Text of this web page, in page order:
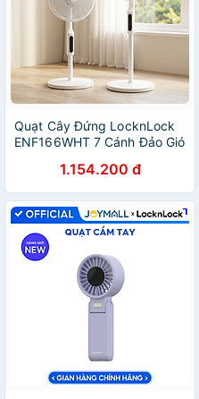
Quạt Cây Đứng LocknLock
ENF166WHT 7 Cánh Đảo Gió
Khiển Từ Xa, Hàng Chính
Hãng - JoyMall
1.154.200 đ